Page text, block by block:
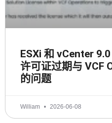
ESXi 和 vCenter
许可证过期与 VCF
的问题
William 2026-06-08